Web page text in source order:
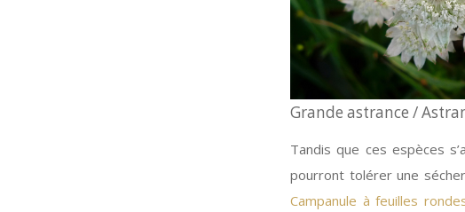
Grande astrance /
Tandis que ces espèces
pourront tolérer une
Campanule à feuilles